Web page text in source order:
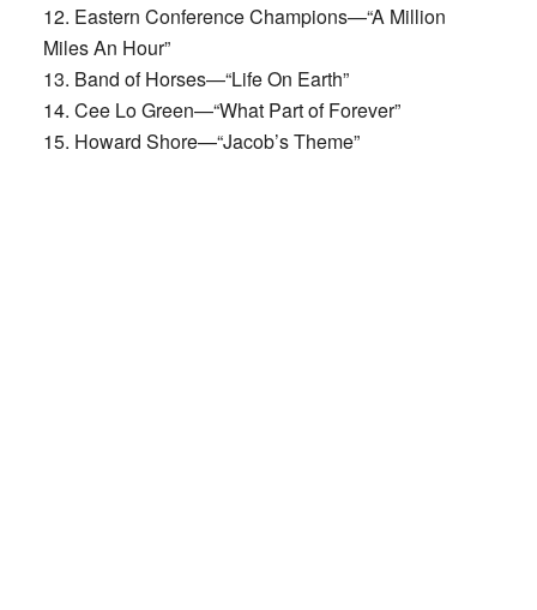
12. Eastern Conference Champions—“A Million
Miles An Hour”
13. Band of Horses—“Life On Earth”
14. Cee Lo Green—“What Part of Forever”
15. Howard Shore—“Jacob’s Theme”